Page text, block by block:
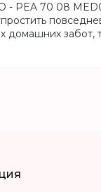
- PEA 70 08
домашних забот,